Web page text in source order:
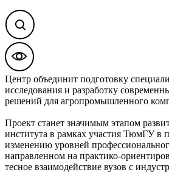
Центр объединит подготовку
исследования и разработку
решений для агропромышленного
Проект станет значимым этапом
института в рамках участия ТюмГУ в
изменению уровней
направленном на практико-
тесное взаимодействие вузов с